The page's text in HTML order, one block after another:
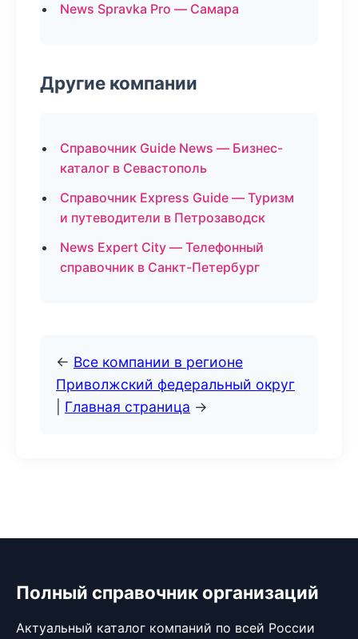
News Spravka Pro — Самара
Другие компании
Справочник Guide News — Бизнес-
каталог в Севастополь
Справочник Express Guide — Туризм
и путеводители в Петрозаводск
News Expert City — Телефонный
справочник в Санкт-Петербург
← Все компании в регионе
Приволжский федеральный округ
Главная страница →
Полный справочник организаций
Актуальный каталог компаний по всей России